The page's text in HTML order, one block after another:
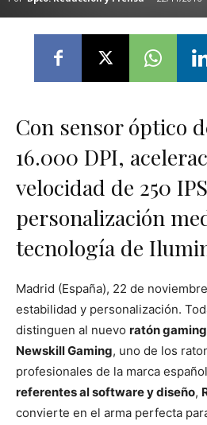
Con sensor óptico
16.000 DPI,
velocidad de 250
personalización
tecnología de
Madrid (España), 22 de
estabilidad y personalización.
distinguen al nuevo ratón gaming
Newskill Gaming, uno de los
profesionales de la marca
referentes al software y diseño,
convierte en el arma perfecta